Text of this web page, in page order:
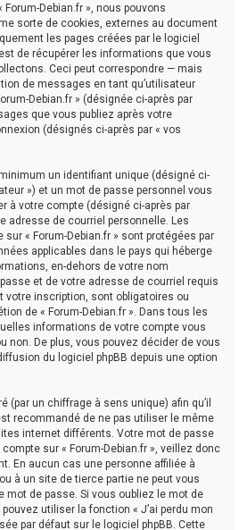
Debian.fr », nous pouvons
sorte de cookies, externes au document
les pages créées par le logiciel
de récupérer les informations que vous
Ceci peut correspondre — mais
de messages en tant qu’utilisateur
Debian.fr » (désignée ci-après par
que vous publiez après votre
(désignés ci-après par « vos
un identifiant unique (désigné ci-
») et un mot de passe personnel vous
à votre compte (désigné ci-après par
adresse de courriel personnelle. Les
« Forum-Debian.fr » sont protégées par
applicables dans le pays qui héberge
en-dehors de votre nom
et de votre adresse de courriel requis
votre inscription, sont obligatoires ou
de « Forum-Debian.fr ». Dans tous les
informations de votre compte vous
non. De plus, vous pouvez décider de vous
du logiciel phpBB depuis une option
(par un chiffrage à sens unique) afin qu’il
recommandé de ne pas utiliser le même
internet différents. Votre mot de passe
sur « Forum-Debian.fr », veillez donc
En aucun cas une personne affiliée à
à un site de tierce partie ne peut vous
mot de passe. Si vous oubliez le mot de
utiliser la fonction « J’ai perdu mon
par défaut sur le logiciel phpBB. Cette